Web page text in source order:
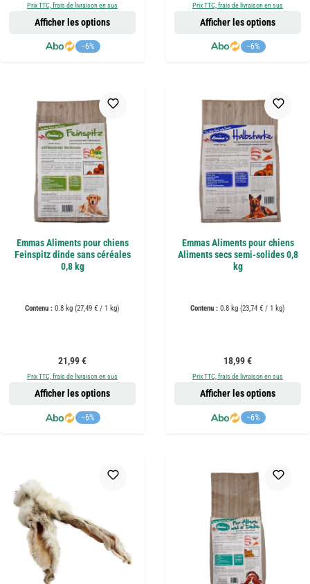
Prix TTC, frais de livraison en sus
−6%
Afficher les options
Prix TTC, frais de livraison en sus
−6%
Afficher les options
Emmas Aliments pour chiens
Feinspitz dinde sans céréales
0,8 kg
Contenu : 0.8 kg (27,49 € / 1 kg)
Prix régulier :
21,99 €
Prix TTC, frais de livraison en sus
−6%
Afficher les options
Emmas Aliments pour chiens
Aliments secs semi-solides 0,8
kg
Contenu : 0.8 kg (23,74 € / 1 kg)
Prix régulier :
18,99 €
Prix TTC, frais de livraison en sus
−6%
Afficher les options